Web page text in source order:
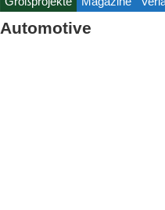
Automotive